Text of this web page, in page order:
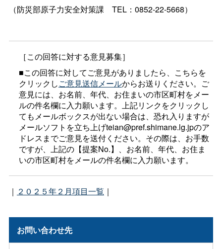
（防災部原子力安全対策課 TEL：0852-22-5668）
［この回答に対する意見募集］
■この回答に対してご意見がありましたら、こちらを
クリックしご意見送信メールからお送りください。ご
意見には、お名前、年代、お住まいの市区町村をメー
ルの件名欄に入力願います。上記リンクをクリックし
てもメールボックスが出ない場合は、恐れ入りますが
メールソフトを立ち上げteian@pref.shimane.lg.jpのア
ドレスまでご意見を送付ください。その際は、お手数
ですが、上記の【提案No.】、お名前、年代、お住ま
いの市区町村をメールの件名欄に入力願います。
｜ ２０２５年２月項目一覧 ｜
お問い合わせ先